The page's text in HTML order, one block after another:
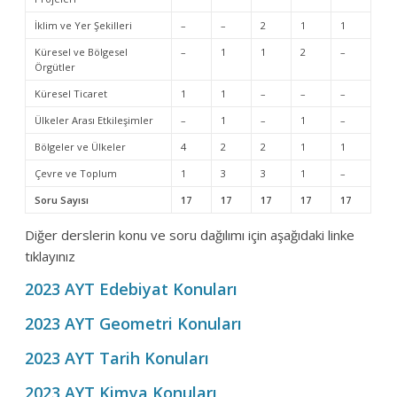
İklim ve Yer Şekilleri
– – 2 1
1
Küresel ve Bölgesel
Örgütler
– 1 1 2 –
Küresel Ticaret 1 1 – –
–
Ülkeler Arası Etkileşimler
– 1 – 1
–
Bölgeler ve Ülkeler
4 2 2 1
1
Çevre ve Toplum
1 3 3 1
–
Soru Sayısı
17 17 17 17 17
Diğer derslerin konu ve soru dağılımı için aşağıdaki linke
tıklayınız
2023 AYT Edebiyat Konuları
2023 AYT Geometri Konuları
2023 AYT Tarih Konuları
2023 AYT Kimya Konuları